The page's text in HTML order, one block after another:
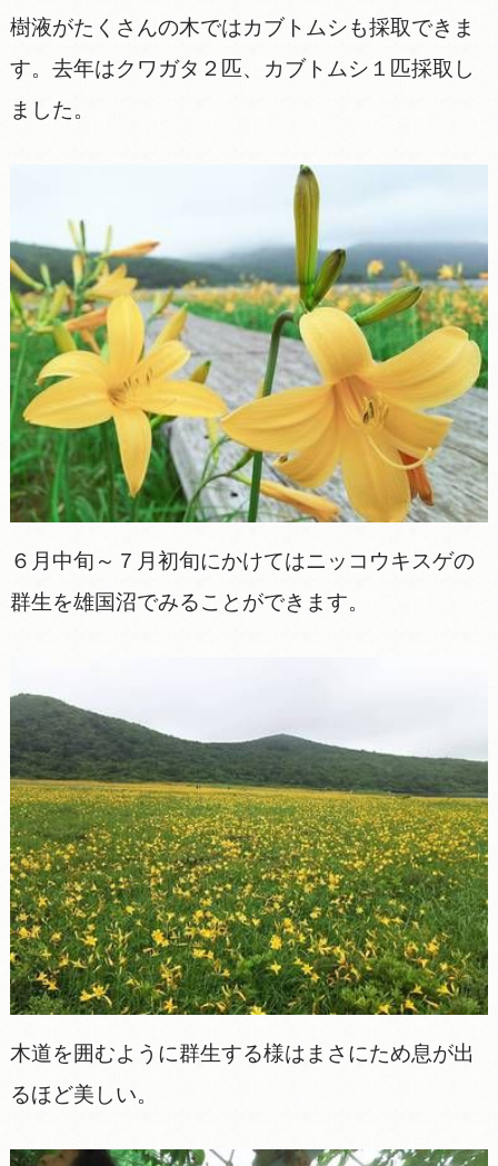
樹液がたくさんの木ではカブトムシも採取できま
す。去年はクワガタ２匹、カブトムシ１匹採取し
ました。
６月中旬～７月初旬にかけてはニッコウキスゲの
群生を雄国沼でみることができます。
木道を囲むように群生する様はまさにため息が出
るほど美しい。